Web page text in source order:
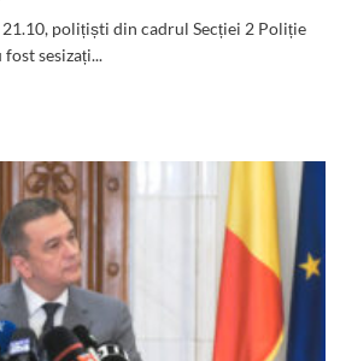
polițiști din cadrul Secției 2 Poliție
sesizați...